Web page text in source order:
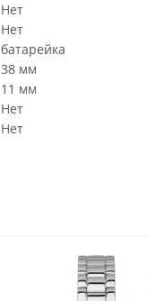
Нет
Нет
батарейка
38 мм
11 мм
Нет
Нет